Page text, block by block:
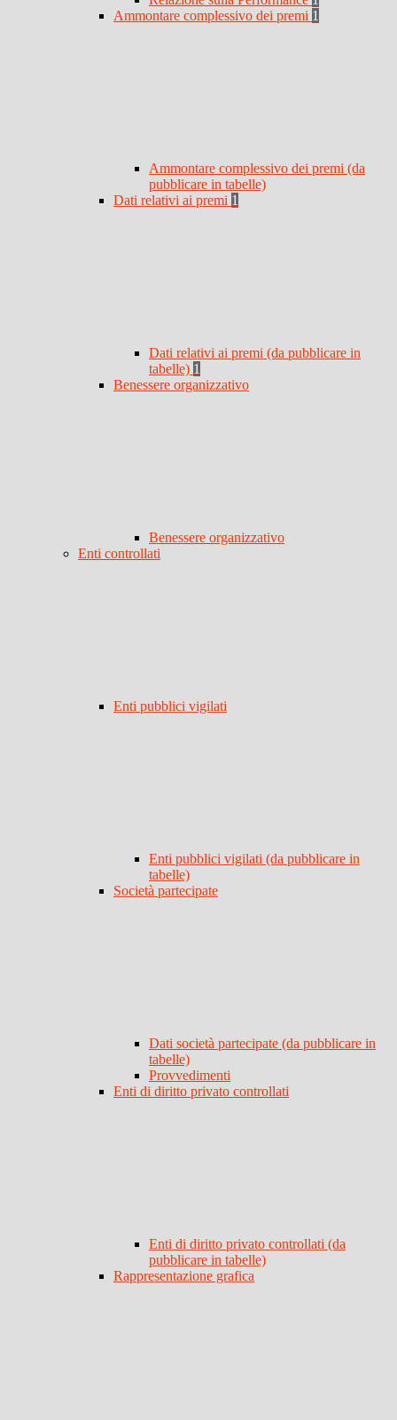
Ammontare complessivo dei premi 1
Ammontare complessivo dei premi (da
pubblicare in tabelle)
Dati relativi ai premi 1
Dati relativi ai premi (da pubblicare in
tabelle) 1
Benessere organizzativo
Benessere organizzativo
Enti controllati
Enti pubblici vigilati
Enti pubblici vigilati (da pubblicare in
tabelle)
Società partecipate
Dati società partecipate (da pubblicare in
tabelle)
Provvedimenti
Enti di diritto privato controllati
Enti di diritto privato controllati (da
pubblicare in tabelle)
Rappresentazione grafica